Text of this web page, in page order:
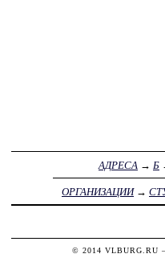
АДРЕСА → Б
ОРГАНИЗАЦИИ→
© 2014 VLBURG.RU